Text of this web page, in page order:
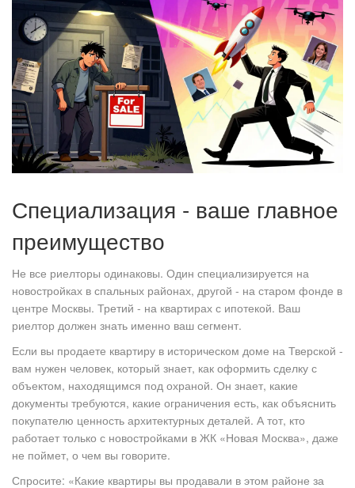
Специализация - ваше главное
преимущество
Не все риелторы одинаковы. Один специализируется на
новостройках в спальных районах, другой - на старом фонде в
центре Москвы. Третий - на квартирах с ипотекой. Ваш
риелтор должен знать именно ваш сегмент.
Если вы продаете квартиру в историческом доме на Тверской -
вам нужен человек, который знает, как оформить сделку с
объектом, находящимся под охраной. Он знает, какие
документы требуются, какие ограничения есть, как объяснить
покупателю ценность архитектурных деталей. А тот, кто
работает только с новостройками в ЖК «Новая Москва», даже
не поймет, о чем вы говорите.
Спросите: «Какие квартиры вы продавали в этом районе за